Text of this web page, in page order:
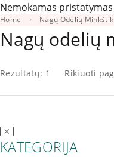
Nemokamas
Home Nagų Odelių
Nagų odelių
Rezultatų: 1 Rikiuoti
KATEGORIJA